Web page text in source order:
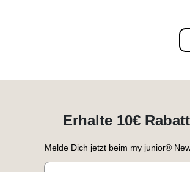
Erhalte 10€
Melde Dich jetzt beim my junior®
Email